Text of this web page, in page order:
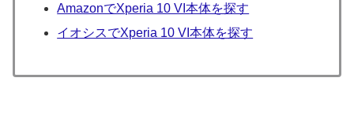
AmazonでXperia 10 VI本体を探す
イオシスでXperia 10 VI本体を探す